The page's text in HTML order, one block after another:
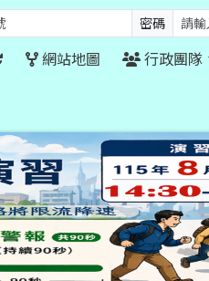
密碼
網站地圖 行政團隊